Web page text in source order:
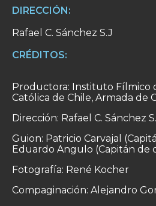
DIRECCIÓN:
Rafael C. Sánchez S.J
CRÉDITOS:
Productora: Instituto Fílmico
Católica de Chile, Armada de
Dirección: Rafael C. Sánchez
Guion: Patricio Carvajal
Eduardo Angulo (Capitán de
Fotografía: René Kocher
Compaginación: Alejandro